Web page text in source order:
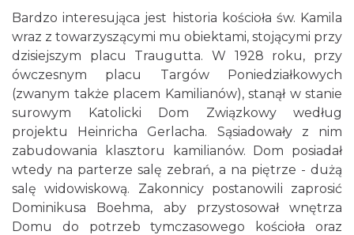
Bardzo interesująca jest historia kościoła św. Kamila
wraz z towarzyszącymi mu obiektami, stojącymi przy
dzisiejszym placu Traugutta. W 1928 roku, przy
ówczesnym placu Targów Poniedziałkowych
(zwanym także placem Kamilianów), stanął w stanie
surowym Katolicki Dom Związkowy według
projektu Heinricha Gerlacha. Sąsiadowały z nim
zabudowania klasztoru kamilianów. Dom posiadał
wtedy na parterze salę zebrań, a na piętrze - dużą
salę widowiskową. Zakonnicy postanowili zaprosić
Dominikusa Boehma, aby przystosował wnętrza
Domu do potrzeb tymczasowego kościoła oraz